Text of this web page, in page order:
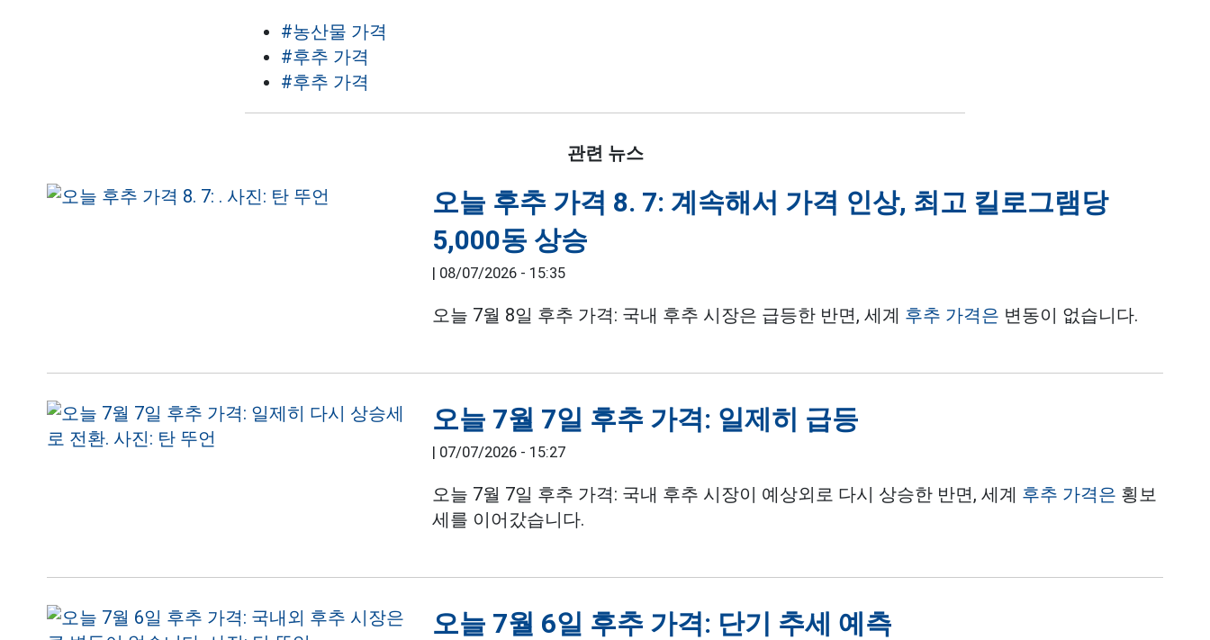
#농산물 가격
#후추 가격
#후추 가격
관련 뉴스
오늘 후추 가격 8. 7: 계속해서 가격 인상, 최고 킬로그램당
5,000동 상승
| 08/07/2026 - 15:35
오늘 7월 8일 후추 가격: 국내 후추 시장은 급등한 반면, 세계 후추 가격은 변동이 없습니다.
오늘 7월 7일 후추 가격: 일제히 급등
| 07/07/2026 - 15:27
오늘 7월 7일 후추 가격: 국내 후추 시장이 예상외로 다시 상승한 반면, 세계 후추 가격은 횡보
세를 이어갔습니다.
오늘 7월 6일 후추 가격: 단기 추세 예측